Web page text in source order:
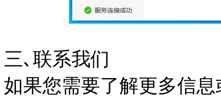
三､联系我们
如果您需要了解更多信